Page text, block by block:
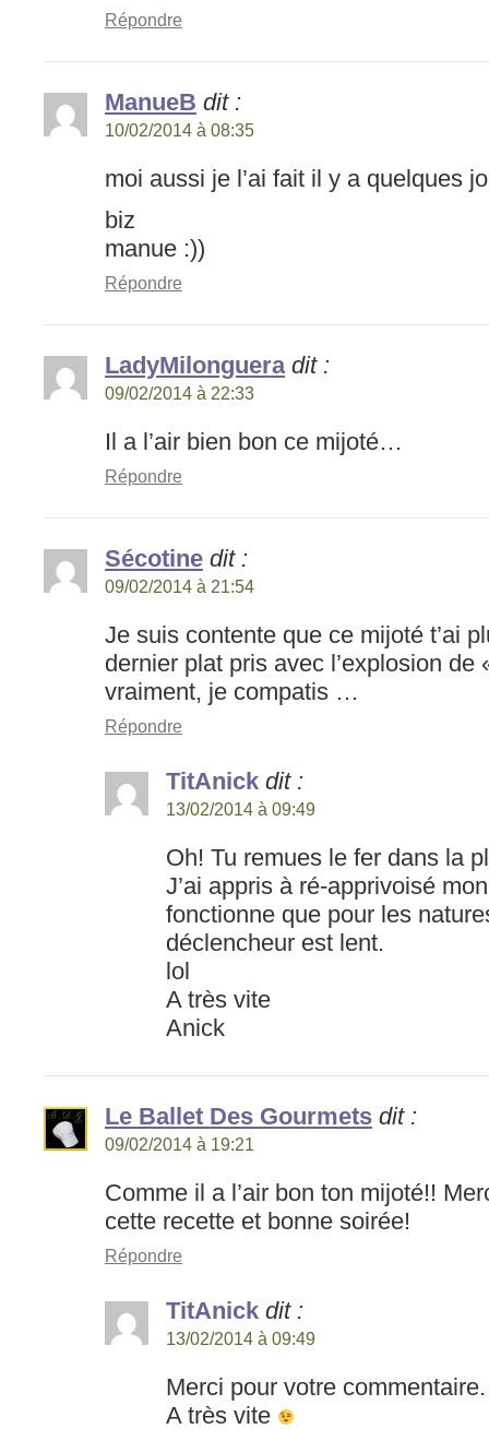
Répondre
ManueB dit :
10/02/2014 à 08:35
moi aussi je l’ai fait il y a quelques
biz
manue :))
Répondre
LadyMilonguera dit :
09/02/2014 à 22:33
Il a l’air bien bon ce mijoté…
Répondre
Sécotine dit :
09/02/2014 à 21:54
Je suis contente que ce mijoté t’ai
dernier plat pris avec l’explosion
vraiment, je compatis …
Répondre
TitAnick dit :
13/02/2014 à 09:49
Oh! Tu remues le fer dans la
J’ai appris à ré-apprivoisé
fonctionne que pour les
déclencheur est lent.
lol
A très vite
Anick
Le Ballet Des Gourmets dit :
09/02/2014 à 19:21
Comme il a l’air bon ton mijoté!!
cette recette et bonne soirée!
Répondre
TitAnick dit :
13/02/2014 à 09:49
Merci pour votre commentaire.
A très vite